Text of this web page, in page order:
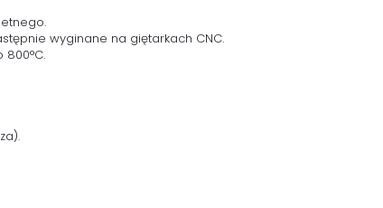
wyginane na giętarkach CNC.